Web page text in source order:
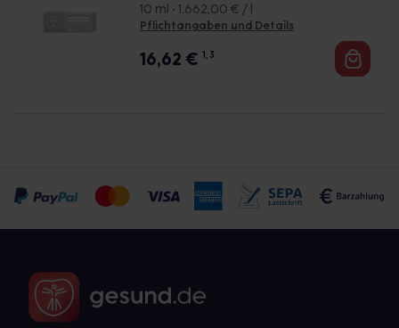
10 ml • 1.662,00 € / l
Pflichtangaben und Details
16,62 € 1, 3